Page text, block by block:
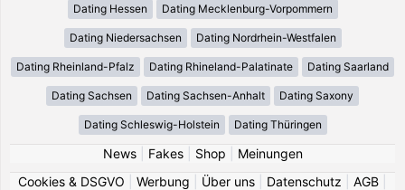
Dating Hessen Dating Mecklenburg-Vorpommern
Dating Niedersachsen Dating Nordrhein-Westfalen
Dating Rheinland-Pfalz Dating Rhineland-Palatinate Dating Saarland
Dating Sachsen Dating Sachsen-Anhalt Dating Saxony
Dating Schleswig-Holstein Dating Thüringen
News| Fakes| Shop
Meinungen
Cookies & DSGVO
Werbung Über uns Datenschutz AGB